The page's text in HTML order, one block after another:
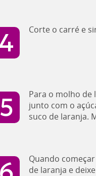
Corte o carré e
Para o molho de
junto com o
suco de laranja.
Quando
de laranja e